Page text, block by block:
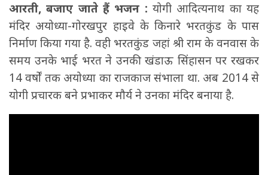
आरती, बजाए जाते हैं भजन : योगी आदित्यनाथ का यह
मंदिर अयोध्या-गोरखपुर हाइवे के किनारे भरतकुंड के पास
निर्माण किया गया है. वही भरतकुंड जहां श्री राम के वनवास के
समय उनके भाई भरत ने उनकी खंडाऊ सिंहासन पर रखकर
14 वर्षों तक अयोध्या का राजकाज संभाला था. अब 2014 से
योगी प्रचारक बने प्रभाकर मौर्य ने उनका मंदिर बनाया है.